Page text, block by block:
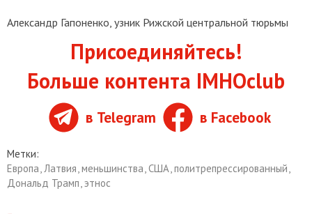
Александр Гапоненко, узник Рижской центральной тюрьмы
Присоединяйтесь!
Больше контента IMHOclub
в Telegram в Facebook
Метки:
Европа,Латвия,меньшинства,США,политрепрессированный,
Дональд Трамп,этнос